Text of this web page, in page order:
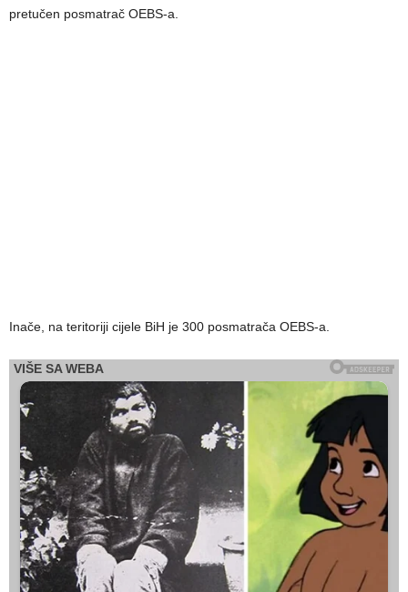
pretučen posmatrač OEBS-a.
Inače, na teritoriji cijele BiH je 300 posmatrača OEBS-a.